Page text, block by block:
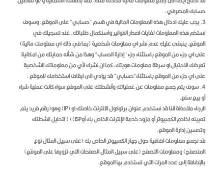
حسابك المصرفي .
3. يجب عليك ادخال هذه المعلومات المالية في قسم "حسابي" على الموقع. وسوف
نستخم هذه المعلومات لغايات اصدار الفوانير واسنكمال طلباتك. عند تسجيلك في
الموقع، ينبغى عليك عدم نشر اي معلومات شخصية (بما في ذلك اي معلومات مالية)
على اي جزء من الموقع باستثناء جزء" إدارة الحساب" وهذا من شأنه حمايتك من امكانية
تعرضك للاحتيال او سرقة معلومات هويتك. كما ان نشرك لأي من معلوماتك الشخصية
على اي جزء من الموقع باستثناء"حسابي" قد يؤدي الى ايقاف استخدامك للموقع .
4. سوف يتم جمع معلومات عن عملياتك وأنشطتك على الموقع سواء كانت عملية شراء
أو بيع سلع.
الرجاء ملاحظة اننا قد نستخدم عنوان برتوكول الانترنت خاصتك او (IP) وهو(رقم فريد يتم
تعيينه لخادم الكمبيوتر أو مزود خدمة الإنترنت الخاص بك أوISP)) ) لتحليل انشطتك
وتحسين إدارة الموقع.
قد نجمع معلومات اضافية حول جهاز الكمبيوتر الخاص بك (على سبيل المثال نوع
المتصفح) ومعلومات التصفح (على سبيل المثال الصفحات التي تزورها على الموقع)
بالإضافة إلى عدد المرات التي تستخدم بها الموقع.